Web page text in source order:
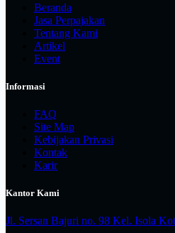
Beranda
Jasa Perpajakan
Tentang Kami
Artikel
Event
Informasi
FAQ
Site Map
Kebijakan Privasi
Kontak
Karir
Kantor Kami
Jl. Sersan Bajuri no. 98 Kel. Isola